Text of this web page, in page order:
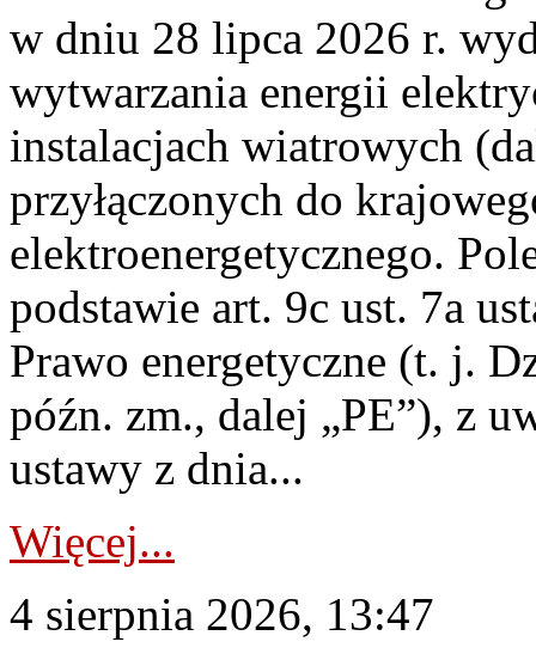
w dniu 28 lipca 2026 r.
wytwarzania energii
instalacjach wiatrowych
przyłączonych do
elektroenergetycznego.
podstawie art. 9c ust. 7a
Prawo energetyczne (t. j.
późn. zm., dalej „PE”), z
ustawy z dnia...
Więcej...
4 sierpnia 2026, 13:47